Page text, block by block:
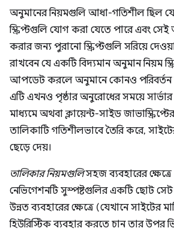
অনুমানের নিয়মগুলি আধা-গতিশীল ছিল
স্ক্রিপ্টগুলি যোগ করা যেতে পারে এবং
করার জন্য পুরানো স্ক্রিপ্টগুলি সরিয়ে
রাখবেন যে একটি বিদ্যমান অনুমান নিয়ম
আপডেট করলে অনুমানে কোনও
এটি এখনও পৃষ্ঠার অনুরোধের সময়ে
মাধ্যমে অথবা ক্লায়েন্ট-সাইড
তালিকাটি গতিশীলভাবে তৈরি করে,
ছেড়ে দেয়।
তালিকার নিয়মগুলিসহজ ব্যবহারের
নেভিগেশনটি সুস্পষ্টগুলির একটি ছোট
উন্নত ব্যবহারের ক্ষেত্রে (যেখানে সাইটের
হিউরিস্টিক ব্যবহার করতে চান তার উপর